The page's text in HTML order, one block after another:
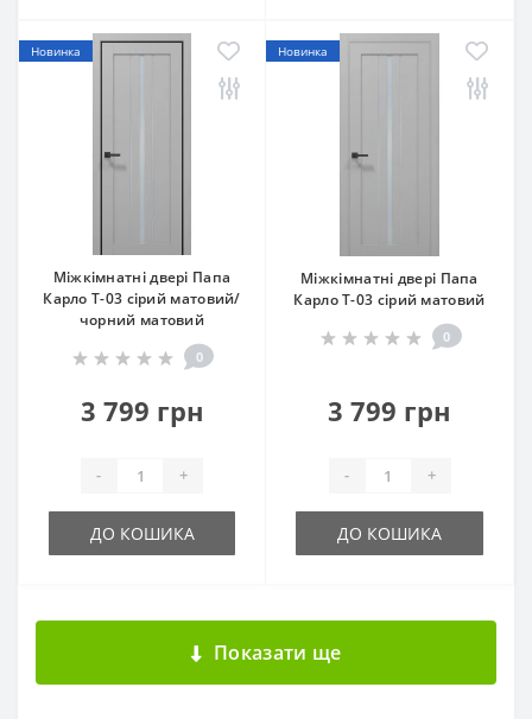
Новинка
Міжкімнатні двері Папа
Карло T-03 сірий матовий/
чорний матовий
0
3 799 грн
- +
ДО КОШИКА
Новинка
Міжкімнатні двері Папа
Карло T-03 сірий матовий
0
3 799 грн
- +
ДО КОШИКА
Показати ще